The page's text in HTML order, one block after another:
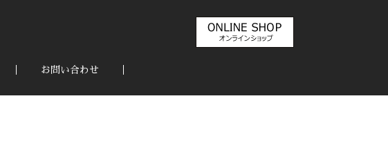
お問い合わせ